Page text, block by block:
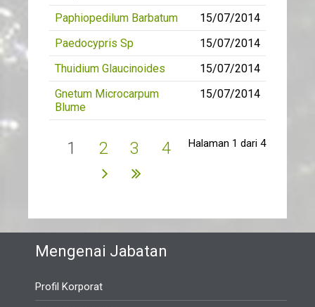
Paphiopedilum Barbatum
15/07/2014
Paedocypris Sp
15/07/2014
Thuidium Glaucinoides
15/07/2014
Gnetum Microcarpum
Blume
15/07/2014
Halaman 1 dari 4
1 2 3 4
Mengenai Jabatan
Profil Korporat